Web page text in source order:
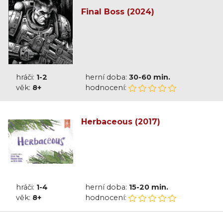
Final Boss (2024)
hráči: 1-2 herní doba: 30-60 min.
věk: 8+ hodnocení:
Herbaceous (2017)
hráči: 1-4 herní doba: 15-20 min.
věk: 8+ hodnocení: